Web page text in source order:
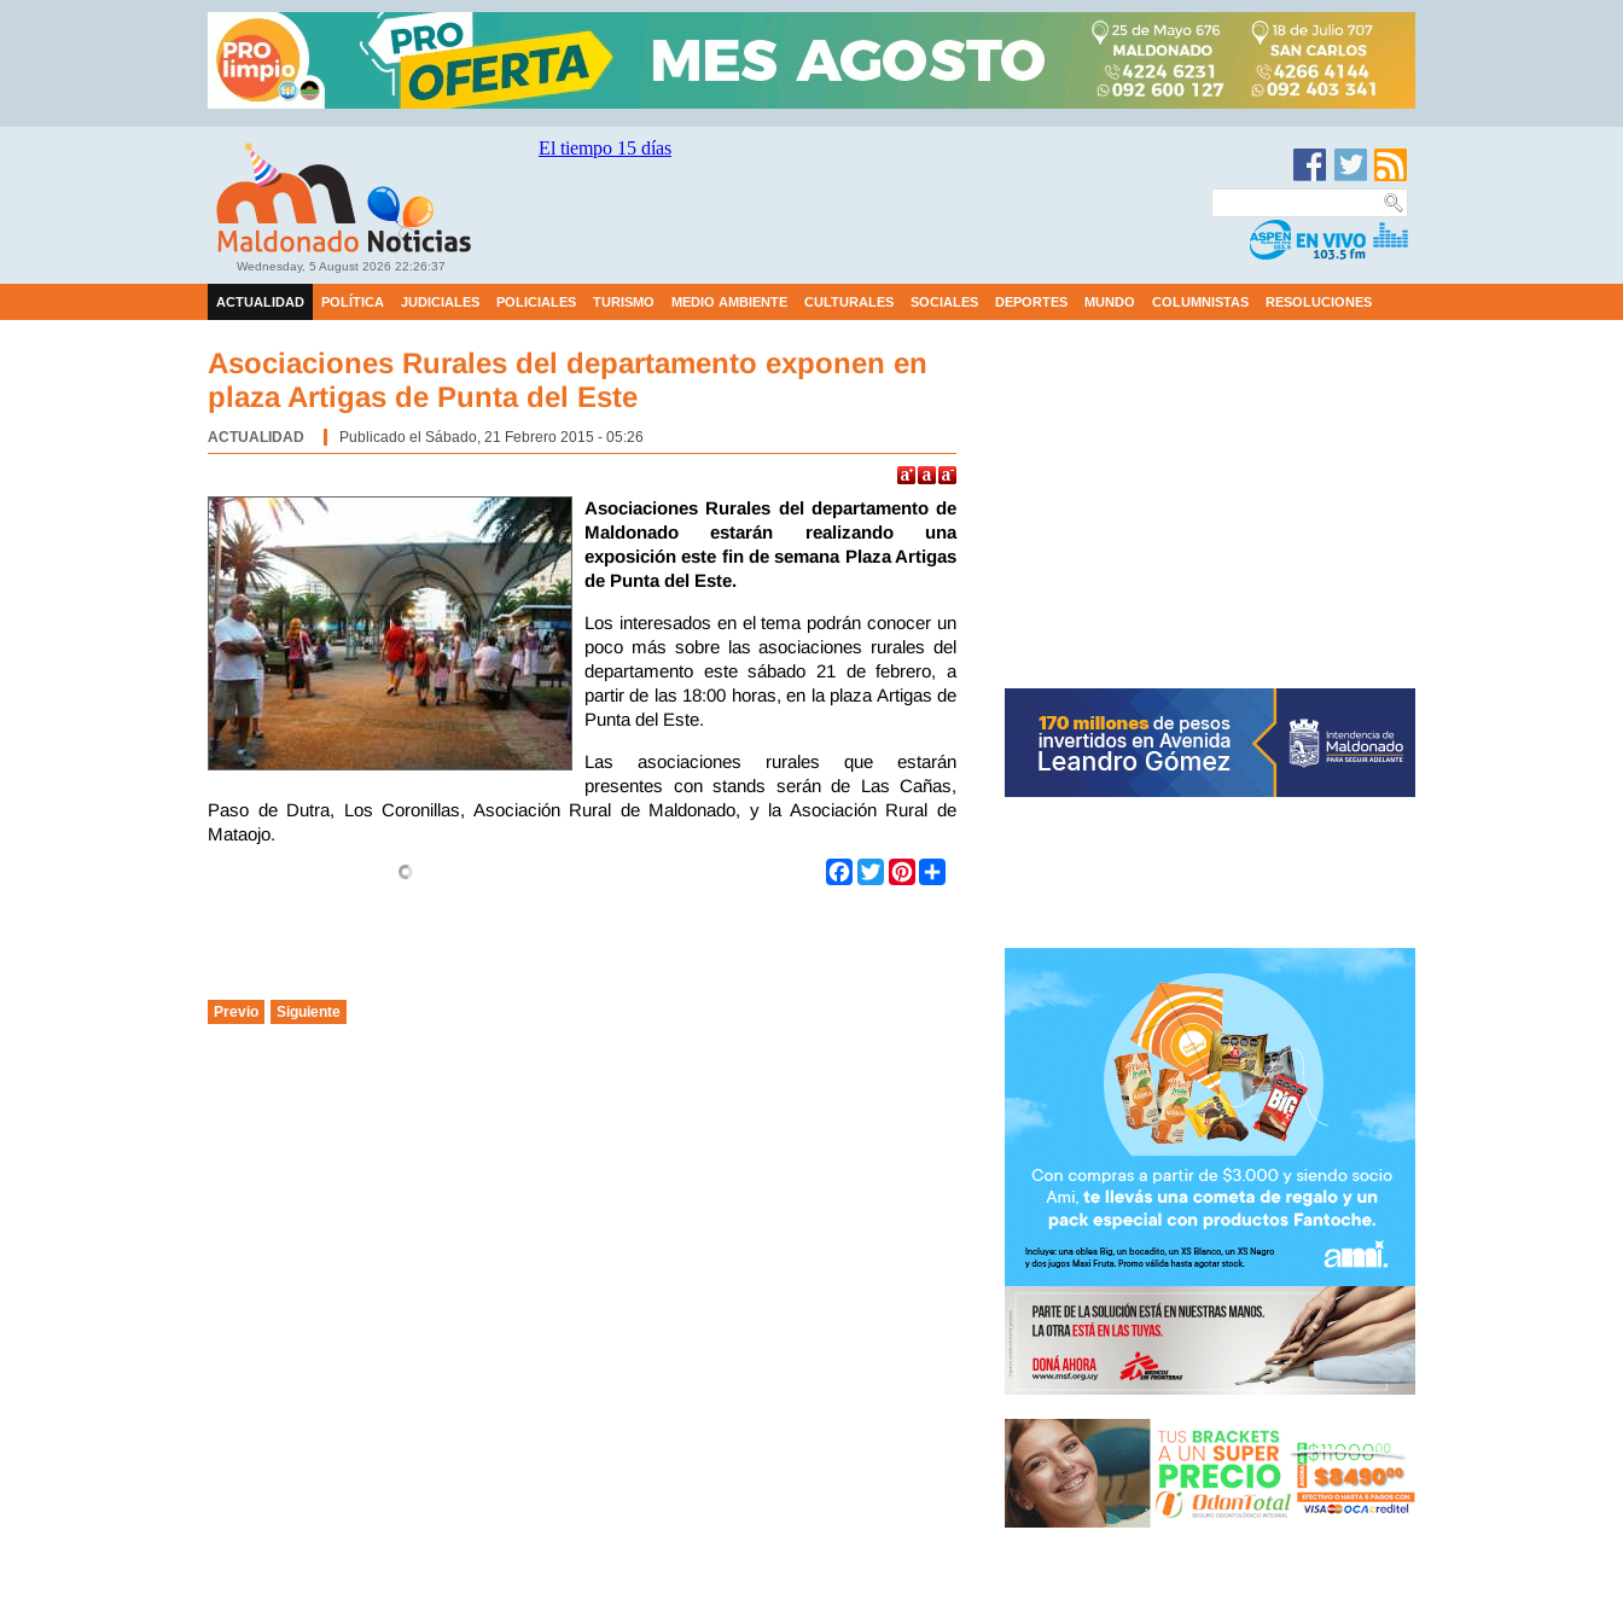
Wednesday, 5 August 2026 22:26:38
ACTUALIDAD POLÍTICA JUDICIALES POLICIALES TURISMO MEDIO AMBIENTE CULTURALES SOCIALES DEPORTES MUNDO COLUMNISTAS RESOLUCIONES
Asociaciones Rurales del departamento exponen en
plaza Artigas de Punta del Este
ACTUALIDAD Publicado el Sábado, 21 Febrero 2015 - 05:26
Asociaciones Rurales del departamento de
Maldonado estarán realizando una
exposición este fin de semana Plaza Artigas
de Punta del Este.
Los interesados en el tema podrán conocer un
poco más sobre las asociaciones rurales del
departamento este sábado 21 de febrero, a
partir de las 18:00 horas, en la plaza Artigas de
Punta del Este.
Las asociaciones rurales que estarán
presentes con stands serán de Las Cañas,
Paso de Dutra, Los Coronillas, Asociación Rural de Maldonado, y la Asociación Rural de
Mataojo.
Facebook
TwitterPinterest
Previo Siguiente